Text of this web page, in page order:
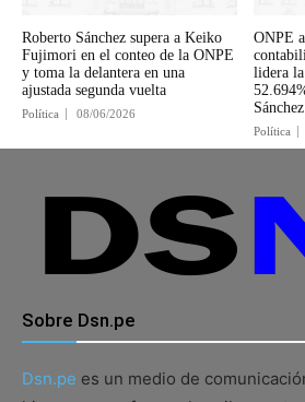
Roberto Sánchez supera a Keiko
Fujimori en el conteo de la ONPE
y toma la delantera en una
ajustada segunda vuelta
Política 08/06/2026
ONPE
lidera
Sánchez
Política
Sobre Dsn.pe
Dsn.pe es un medio de